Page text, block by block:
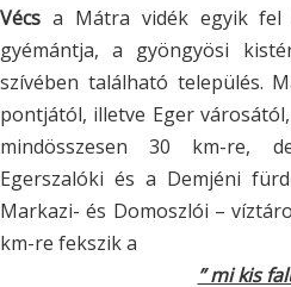
Vécs a Mátra vidék egyik fel
gyémántja, a gyöngyösi
szívében található település.
pontjától, illetve Eger
mindösszesen 30 km-re,
Egerszalóki és a Demjéni
Markazi- és Domoszlói –
km-re fekszik a
” mi kis